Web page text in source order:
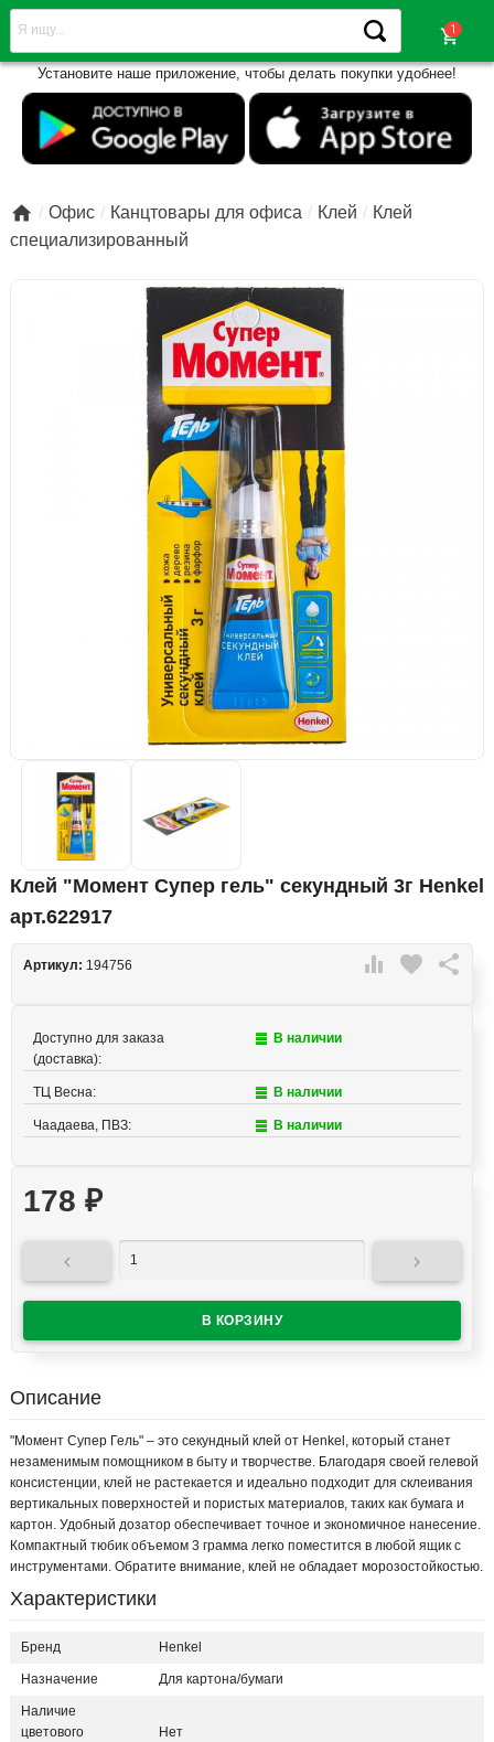
shopping_cart
Установите наше приложение, чтобы делать покупки удобнее!
 Офис Канцтовары для офиса Клей
Клей
специализированный
Клей "Момент Супер гель" секундный 3г Henkel
арт.622917
 favorite 
Артикул: 194756
Доступно для заказа
(доставка):
В наличии
ТЦ Весна: В наличии
Чаадаева, ПВЗ: В наличии
178 ₽
 
Описание
"Момент Супер Гель" – это секундный клей от Henkel, который станет
незаменимым помощником в быту и творчестве. Благодаря своей гелевой
консистенции, клей не растекается и идеально подходит для склеивания
вертикальных поверхностей и пористых материалов, таких как бумага и
картон. Удобный дозатор обеспечивает точное и экономичное нанесение.
Компактный тюбик объемом 3 грамма легко поместится в любой ящик с
инструментами. Обратите внимание, клей не обладает морозостойкостью.
Характеристики
Бренд Henkel
Назначение Для картона/бумаги
Наличие
цветового
Нет